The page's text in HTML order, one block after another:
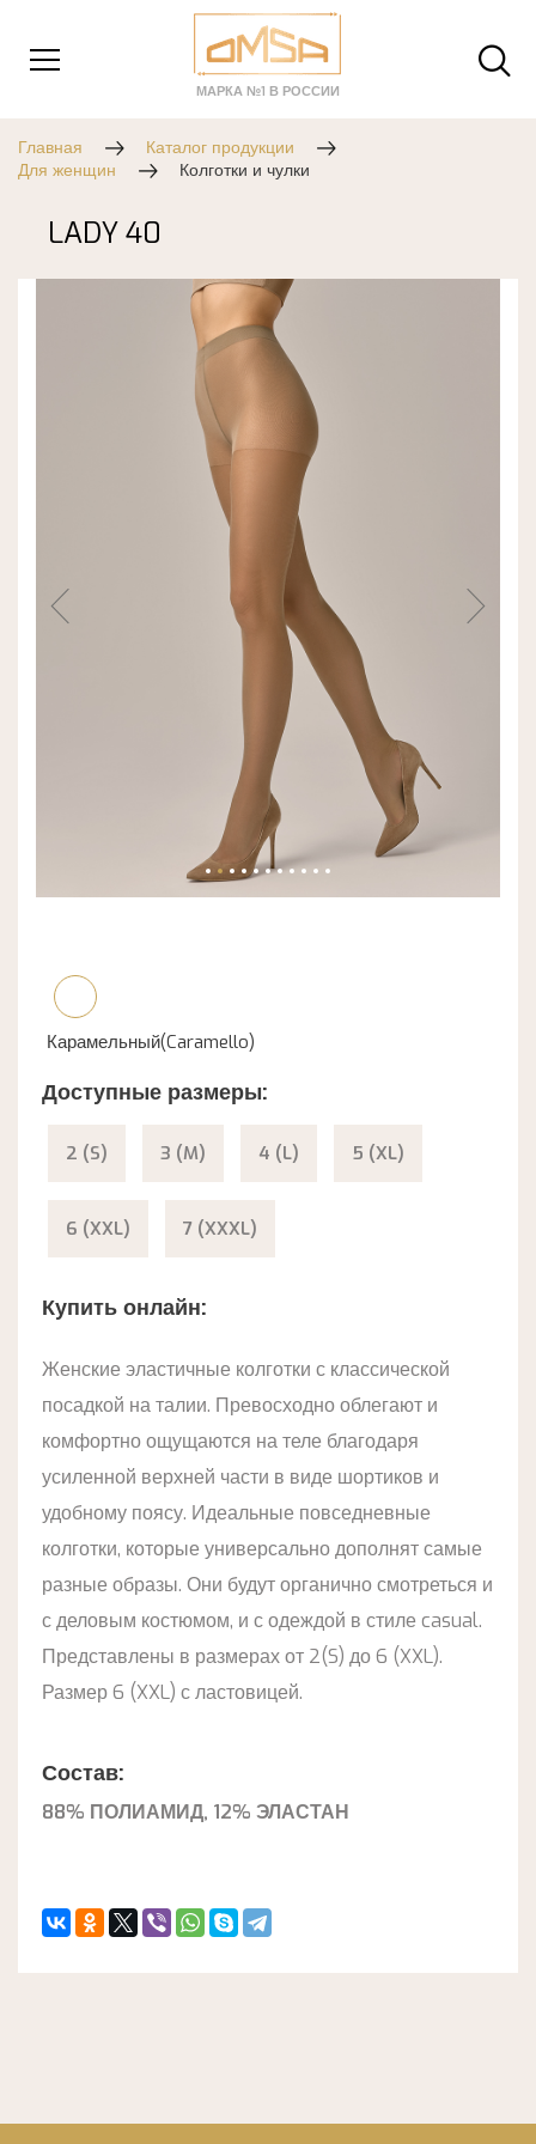
МАРКА №1 В РОССИИ
Главная
Каталог продукции
Для женщин
Колготки и чулки
LADY 40
Карамельный(Caramello)
Доступные размеры:
2 (S) 3 (M) 4 (L) 5 (XL)
6 (XXL) 7 (XXXL)
Купить онлайн:
Женские эластичные колготки с классической
посадкой на талии. Превосходно облегают и
комфортно ощущаются на теле благодаря
усиленной верхней части в виде шортиков и
удобному поясу. Идеальные повседневные
колготки, которые универсально дополнят самые
разные образы. Они будут органично смотреться и
с деловым костюмом, и с одеждой в стиле casual.
Представлены в размерах от 2(S) до 6 (XXL).
Размер 6 (XXL) с ластовицей.
Состав:
88% ПОЛИАМИД, 12% ЭЛАСТАН